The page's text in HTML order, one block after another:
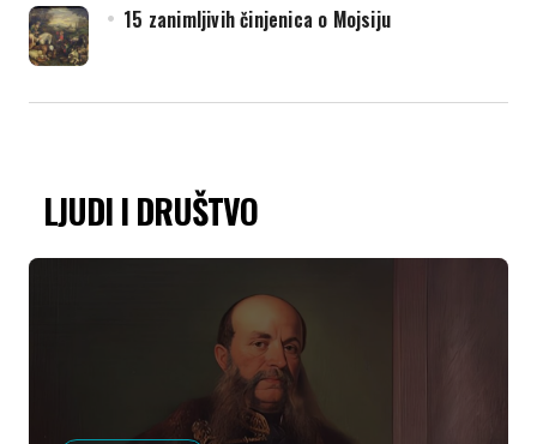
15 zanimljivih činjenica o Mojsiju
LJUDI I DRUŠTVO